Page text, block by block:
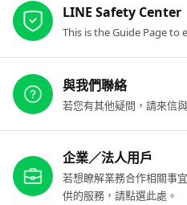
LINE Safety Center
This is the Guide Page to
與我們聯絡
若您有其他疑問，請來信
企業／法人用戶
若想瞭解業務合作相關事
供的服務，請點選此處。